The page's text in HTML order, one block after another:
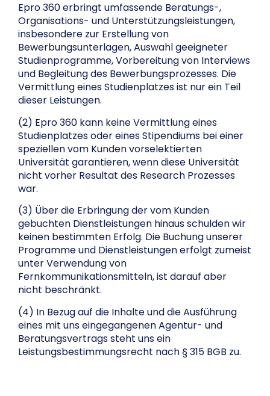
Epro 360 erbringt umfassende Beratungs-,
Organisations- und Unterstützungsleistungen,
insbesondere zur Erstellung von
Bewerbungsunterlagen, Auswahl geeigneter
Studienprogramme, Vorbereitung von Interviews
und Begleitung des Bewerbungsprozesses. Die
Vermittlung eines Studienplatzes ist nur ein Teil
dieser Leistungen.
(2) Epro 360 kann keine Vermittlung eines
Studienplatzes oder eines Stipendiums bei einer
speziellen vom Kunden vorselektierten
Universität garantieren, wenn diese Universität
nicht vorher Resultat des Research Prozesses
war.
(3) Über die Erbringung der vom Kunden
gebuchten Dienstleistungen hinaus schulden wir
keinen bestimmten Erfolg. Die Buchung unserer
Programme und Dienstleistungen erfolgt zumeist
unter Verwendung von
Fernkommunikationsmitteln, ist darauf aber
nicht beschränkt.
(4) In Bezug auf die Inhalte und die Ausführung
eines mit uns eingegangenen Agentur- und
Beratungsvertrags steht uns ein
Leistungsbestimmungsrecht nach § 315 BGB zu.